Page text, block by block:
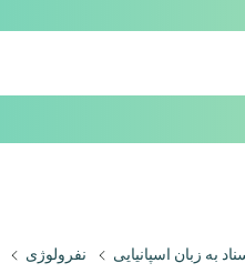
به زبان اسپانیایی نفرولوژی